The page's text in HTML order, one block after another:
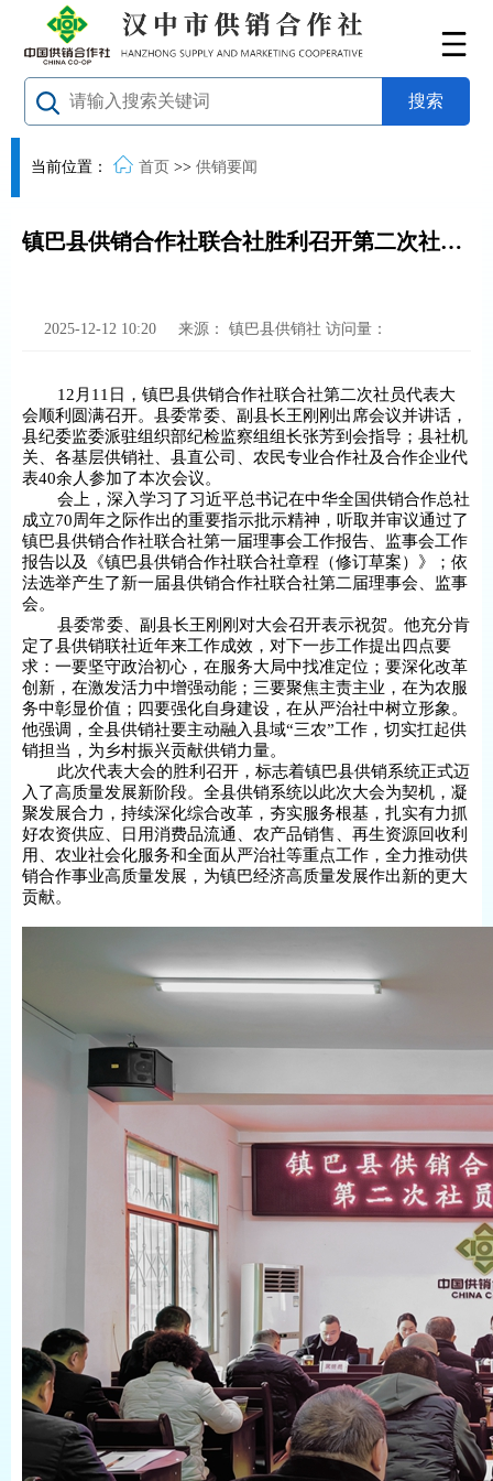
当前位置： 首页 >> 供销要闻
镇巴县供销合作社联合社胜利召开第二次社员代表大会
2025-12-12 10:20 来源： 镇巴县供销社 访问量：
12月11日，镇巴县供销合作社联合社第二次社员代表大
会顺利圆满召开。县委常委、副县长王刚刚出席会议并讲话，
县纪委监委派驻组织部纪检监察组组长张芳到会指导；县社机
关、各基层供销社、县直公司、农民专业合作社及合作企业代
表40余人参加了本次会议。
会上，深入学习了习近平总书记在中华全国供销合作总社
成立70周年之际作出的重要指示批示精神，听取并审议通过了
镇巴县供销合作社联合社第一届理事会工作报告、监事会工作
报告以及《镇巴县供销合作社联合社章程（修订草案）》；依
法选举产生了新一届县供销合作社联合社第二届理事会、监事
会。
县委常委、副县长王刚刚对大会召开表示祝贺。他充分肯
定了县供销联社近年来工作成效，对下一步工作提出四点要
求：一要坚守政治初心，在服务大局中找准定位；要深化改革
创新，在激发活力中增强动能；三要聚焦主责主业，在为农服
务中彰显价值；四要强化自身建设，在从严治社中树立形象。
他强调，全县供销社要主动融入县域“三农”工作，切实扛起供
销担当，为乡村振兴贡献供销力量。
此次代表大会的胜利召开，标志着镇巴县供销系统正式迈
入了高质量发展新阶段。全县供销系统以此次大会为契机，凝
聚发展合力，持续深化综合改革，夯实服务根基，扎实有力抓
好农资供应、日用消费品流通、农产品销售、再生资源回收利
用、农业社会化服务和全面从严治社等重点工作，全力推动供
销合作事业高质量发展，为镇巴经济高质量发展作出新的更大
贡献。